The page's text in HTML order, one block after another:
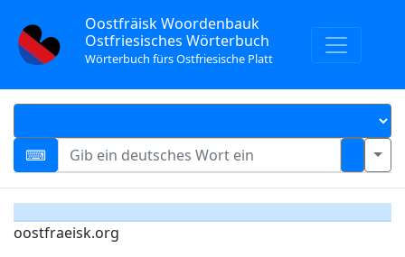
Oostfräisk Woordenbauk
Ostfriesisches Wörterbuch
Wörterbuch fürs Ostfriesische Platt
oostfraeisk.org